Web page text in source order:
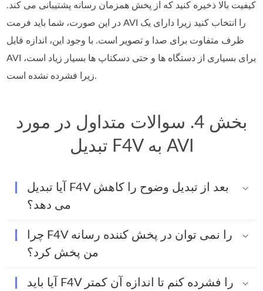
کیفیت بالا ذخیره کنید که از پخش همزمان رسانه پشتیبانی می کند.
در این صورت، شما باید فرمت AVI را انتخاب کنید زیرا دارای یک
ظرف متفاوت برای صدا و تصویر است. با وجود این، اندازه فایل
AVI برای بسیاری از دستگاه ها و حتی دسکتاپ ها بسیار زیاد است،
زیرا فشرده نشده است.
بخش 4. سوالات متداول در مورد
تبدیل F4V به AVI
آیا تبدیل F4V بعد از تبدیل وضوح را کاهش
می دهد؟
چرا F4V را نمی توان در پخش کننده رسانه
من پخش کرد؟
آیا باید F4V را فشرده کنم تا اندازه آن کمتر